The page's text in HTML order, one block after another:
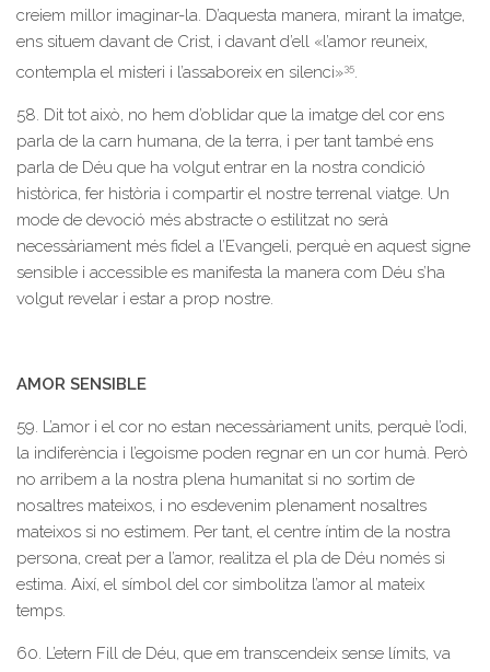
creiem millor imaginar-la. D’aquesta manera, mirant la imatge,
ens situem davant de Crist, i davant d’ell «l’amor reuneix,
contempla el misteri i l’assaboreix en silenci»35.
58. Dit tot això, no hem d’oblidar que la imatge del cor ens
parla de la carn humana, de la terra, i per tant també ens
parla de Déu que ha volgut entrar en la nostra condició
històrica, fer història i compartir el nostre terrenal viatge. Un
mode de devoció més abstracte o estilitzat no serà
necessàriament més fidel a l’Evangeli, perquè en aquest signe
sensible i accessible es manifesta la manera com Déu s’ha
volgut revelar i estar a prop nostre.
AMOR SENSIBLE
59. L’amor i el cor no estan necessàriament units, perquè l’odi,
la indiferència i l’egoisme poden regnar en un cor humà. Però
no arribem a la nostra plena humanitat si no sortim de
nosaltres mateixos, i no esdevenim plenament nosaltres
mateixos si no estimem. Per tant, el centre íntim de la nostra
persona, creat per a l’amor, realitza el pla de Déu només si
estima. Així, el símbol del cor simbolitza l’amor al mateix
temps.
60. L’etern Fill de Déu, que em transcendeix sense límits, va